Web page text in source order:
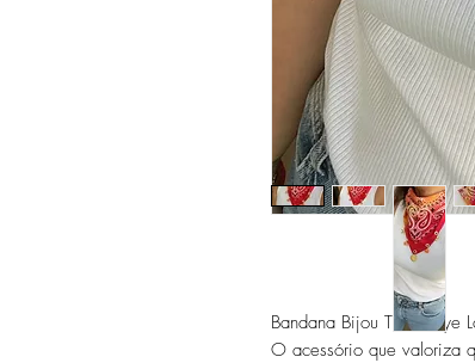
Bandana Bijou Tie & Dye
O acessório que valoriza